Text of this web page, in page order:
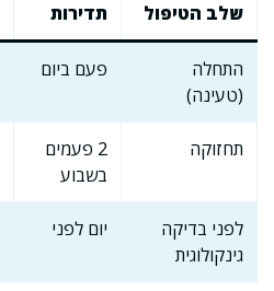
שלב הטיפול תדירות
התחלה
(טעינה)
פעם ביום
תחזוקה
2 פעמים
בשבוע
לפני בדיקה
גינקולוגית
יום לפני